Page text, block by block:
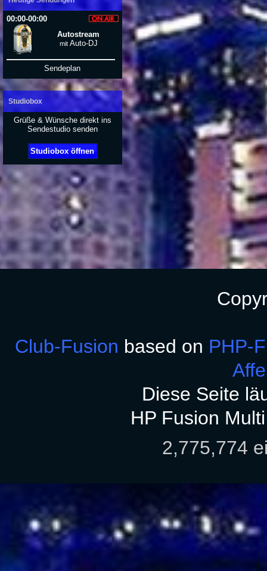
00:00-00:00
Autostream
mit Auto-DJ
Sendeplan
Studiobox
Grüße & Wünsche direkt ins
Sendestudio senden
Studiobox öffnen
Club-Fusion based on PHP-
Diese Seite
HP Fusion
2,775,774